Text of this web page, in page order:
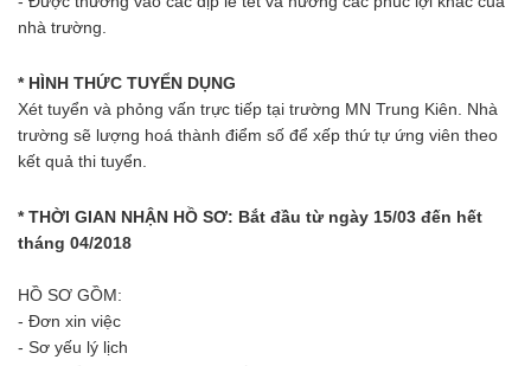
nhà trường.
* HÌNH THỨC TUYỂN DỤNG
Xét tuyển và phỏng vấn trực tiếp tại trường MN Trung Kiên. Nhà
trường sẽ lượng hoá thành điểm số để xếp thứ tự ứng viên theo
kết quả thi tuyển.
* THỜI GIAN NHẬN HỒ SƠ: Bắt đầu từ ngày 15/03 đến hết
tháng 04/2018
HỒ SƠ GỒM:
- Đơn xin việc
- Sơ yếu lý lịch